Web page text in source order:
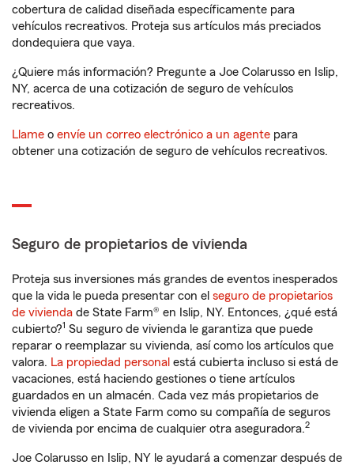
cobertura de calidad diseñada específicamente para
vehículos recreativos. Proteja sus artículos más preciados
dondequiera que vaya.
¿Quiere más información? Pregunte a Joe Colarusso en Islip,
NY, acerca de una cotización de seguro de vehículos
recreativos.
Llame o envíe un correo electrónico a un agente para
obtener una cotización de seguro de vehículos recreativos.
Seguro de propietarios de vivienda
Proteja sus inversiones más grandes de eventos inesperados
que la vida le pueda presentar con el seguro de propietarios
de vivienda de State Farm® en Islip, NY. Entonces, ¿qué está
cubierto?1 Su seguro de vivienda le garantiza que puede
reparar o reemplazar su vivienda, así como los artículos que
valora. La propiedad personal está cubierta incluso si está de
vacaciones, está haciendo gestiones o tiene artículos
guardados en un almacén. Cada vez más propietarios de
vivienda eligen a State Farm como su compañía de seguros
de vivienda por encima de cualquier otra aseguradora.2
Joe Colarusso en Islip, NY le ayudará a comenzar después de